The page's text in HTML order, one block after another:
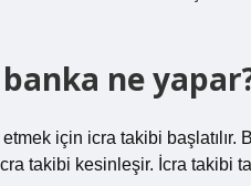
banka ne
için icra takibi
takibi kesinleşir. İcra takibi